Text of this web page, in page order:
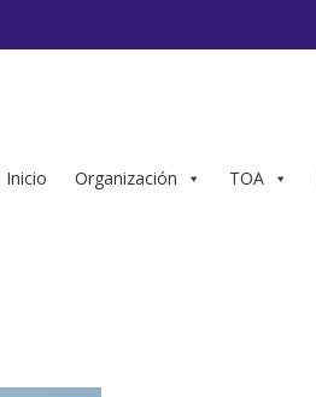
Inicio Organización TOA